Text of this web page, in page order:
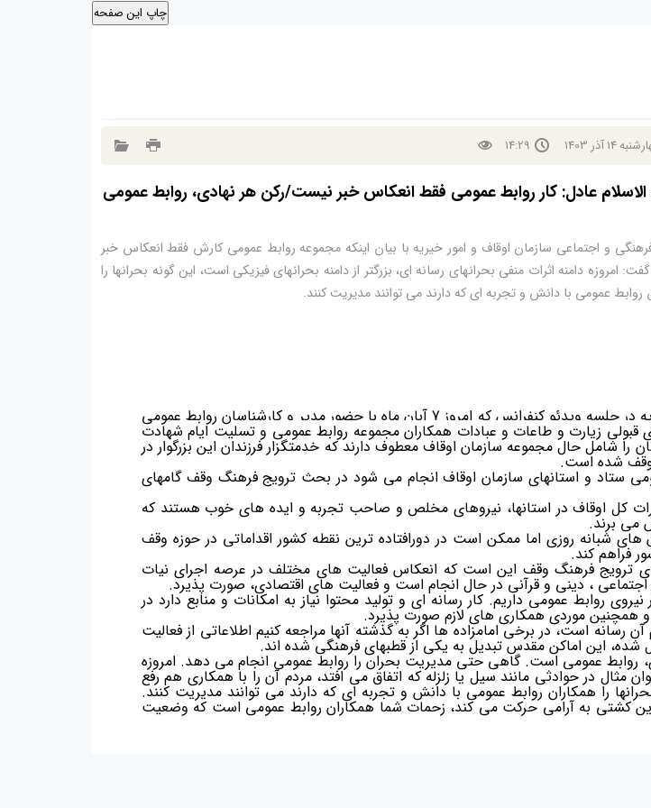
14آذر 1403
14:29
عادل: کار روابط عمومی فقط انعکاس خبر نیست/رکن هر نهادی، روابط عمومی
و اجتماعی سازمان اوقاف و امور خیریه با بیان اینکه مجموعه روابط عمومی کارش فقط انعکاس خبر
امروزه دامنه اثرات منفی بحرانهای رسانه ای، بزرگتر از دامنه بحرانهای فیزیکی است، این گونه بحرانها را
روابط عمومی با دانش و تجربه ای که دارند می توانند مدیریت کنند.
حجت الاسلام غلامرضا عادل، معاون فرهنگی و اجتماعی سازمان اوقاف و امور خیریه در جلسه ویدئو کنفرانس که امروز 7 آبان ماه با حضور مدیر و کارشناسان روابط عمومی
قبولی زيارت و طاعات و عبادات همكاران مجموعه روابط عمومی وتسلیت ایام شهادت
شامل حال مجموعه سازمان اوقاف معطوف دارند که خدمتگزار فرزندان این بزرگوار در
وقف شده است.
ستاد و استانهای سازمان اوقاف انجام می شود در بحث ترویج فرهنگ وقف گامهای
کل اوقاف در استانها، نیروهای مخلص و صاحب تجربه و ایده های خوب هستند که
می برند.
شبانه روزی اما ممکن است در دورافتاده ترین نقطه کشور اقداماتی در حوزه وقف
فراهم کند.
ترویج فرهنگ وقف این است که انعکاس فعالیت های مختلف در عرصه اجرای نیات
اجتماعی ، دینی و قرآنی در حال انجام است و فعالیت های اقتصادی، صورت پذیرد.
روابط عمومی داریم. کار رسانه ای و تولید محتوا نیاز به امکانات و منابع دارد در
همچنین موردی همکاری های لازم صورت پذیرد.
است، در برخی امامزاده ها اگر به گذشته آنها مراجعه کنیم اطلاعاتی از فعالیت
این اماکن مقدس تبدیل به یکی از قطبهای فرهنگی شده اند.
عمومی است. گاهی حتی مدیریت بحران را روابط عمومی انجام می دهد. امروزه
مثال در حوادثی مانند سیل یا زلزله که اتفاق می افتد، مردم آن را با همکاری هم رفع
را همکاران روابط عمومی با دانش و تجربه ای که دارند می توانند مدیریت کنند.
این کشتی به آرامی حرکت می کند، زحمات شما همکاران روابط عمومی است که وضعیت